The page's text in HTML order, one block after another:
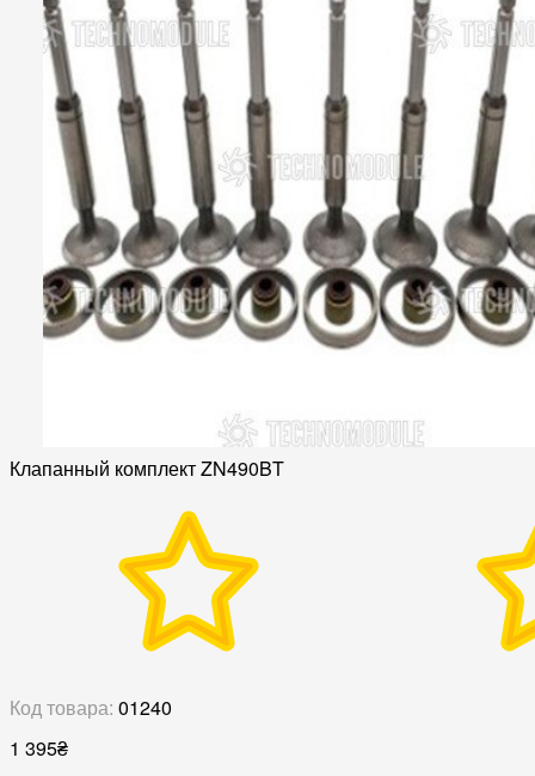
Клапанный комплект ZN490BT
Код товара: 01240
1 395₴